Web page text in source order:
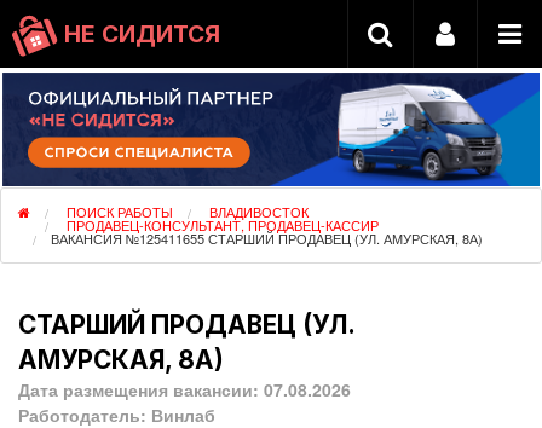
НЕ СИДИТСЯ
ПОИСК РАБОТЫ ВЛАДИВОСТОК
ПРОДАВЕЦ-КОНСУЛЬТАНТ, ПРОДАВЕЦ-КАССИР
ВАКАНСИЯ №125411655 СТАРШИЙ ПРОДАВЕЦ (УЛ. АМУРСКАЯ, 8А)
СТАРШИЙ ПРОДАВЕЦ (УЛ.
АМУРСКАЯ, 8А)
Дата размещения вакансии: 07.08.2026
Работодатель: Винлаб